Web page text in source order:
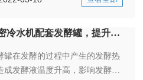
一定程度时会超过材料的耐受
不稳定，使缺陷率高，降低了产
导致索赔、减少客户，进而失去
，使工厂倒闭。
精密冷水机配套发酵罐，提升生产品质
罐在发酵的过程中产生的发酵热
成发酵液温度升高，影响发酵的